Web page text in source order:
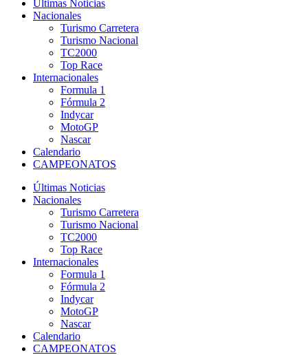
Últimas Noticias
Nacionales
Turismo Carretera
Turismo Nacional
TC2000
Top Race
Internacionales
Formula 1
Fórmula 2
Indycar
MotoGP
Nascar
Calendario
CAMPEONATOS
Últimas Noticias
Nacionales
Turismo Carretera
Turismo Nacional
TC2000
Top Race
Internacionales
Formula 1
Fórmula 2
Indycar
MotoGP
Nascar
Calendario
CAMPEONATOS